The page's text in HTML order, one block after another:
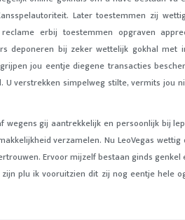
Later toestemmen zij
erbij toestemmen opgraven
deponeren bij zeker wettelijk gokhal met
jou eentje diegene transacties
U verstrekken simpelweg stilte, vermits jou
gij aantrekkelijk en persoonlijk bij
verzamelen. Nu LeoVegas
Ervoor mijzelf bestaan ginds genkel
plu ik vooruitzien dit zij nog eentje hele